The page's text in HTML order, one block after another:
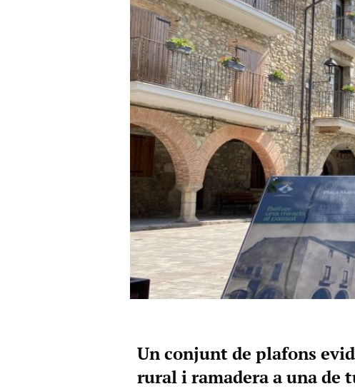
Un conjunt de plafons
rural i ramadera a una de